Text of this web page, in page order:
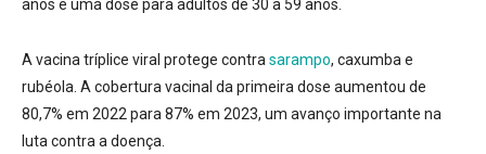
anos e uma dose para adultos de 30 a 59 anos.
A vacina tríplice viral protege contra sarampo, caxumba e
rubéola. A cobertura vacinal da primeira dose aumentou de
80,7% em 2022 para 87% em 2023, um avanço importante na
luta contra a doença.